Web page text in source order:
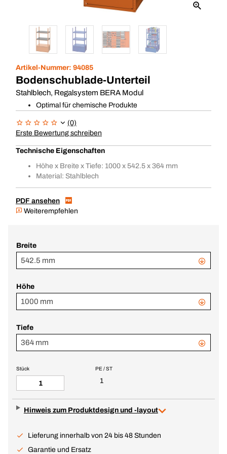
Artikel-Nummer: 94085
Bodenschublade-Unterteil
Stahlblech, Regalsystem BERA Modul
Optimal für chemische Produkte
(0)
Erste Bewertung schreiben
Technische Eigenschaften
Höhe x Breite x Tiefe: 1000 x 542.5 x 364 mm
Material: Stahlblech
PDF ansehen
Weiterempfehlen
Breite
542.5 mm
Höhe
1000 mm
Tiefe
364 mm
PE / ST
1
Stück
Hinweis zum Produktdesign und -layout
Lieferung innerhalb von 24 bis 48 Stunden
Garantie und Ersatz